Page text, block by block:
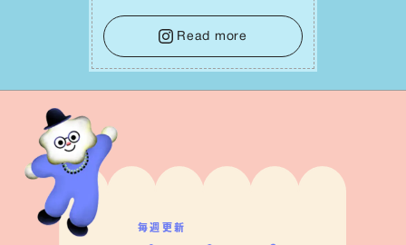
せになっていくイメージを持って⼀歩を
踏み出して。⼀⼈⼀⼈の良いところが混
ざり合い、ハッピーな未来が形作られて
いきます。
Read more
毎週更新